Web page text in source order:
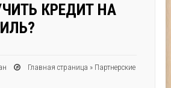
КРЕДИТ НА
Главная страница » Партнерские